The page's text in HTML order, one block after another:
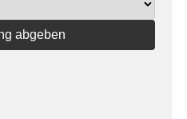
abgeben